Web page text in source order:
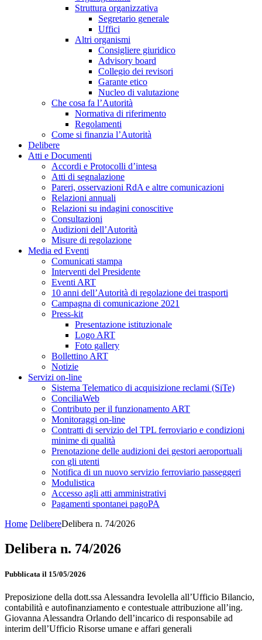
Struttura organizzativa
Segretario generale
Uffici
Altri organismi
Consigliere giuridico
Advisory board
Collegio dei revisori
Garante etico
Nucleo di valutazione
Che cosa fa l’Autorità
Normativa di riferimento
Regolamenti
Come si finanzia l’Autorità
Delibere
Atti e Documenti
Accordi e Protocolli d’intesa
Atti di segnalazione
Pareri, osservazioni RdA e altre comunicazioni
Relazioni annuali
Relazioni su indagini conoscitive
Consultazioni
Audizioni dell’Autorità
Misure di regolazione
Media ed Eventi
Comunicati stampa
Interventi del Presidente
Eventi ART
10 anni dell’Autorità di regolazione dei trasporti
Campagna di comunicazione 2021
Press-kit
Presentazione istituzionale
Logo ART
Foto gallery
Bollettino ART
Notizie
Servizi on-line
Sistema Telematico di acquisizione reclami (SiTe)
ConciliaWeb
Contributo per il funzionamento ART
Monitoraggi on-line
Contratti di servizio del TPL ferroviario e condizioni
minime di qualità
Prenotazione delle audizioni dei gestori aeroportuali
con gli utenti
Notifica di un nuovo servizio ferroviario passeggeri
Modulistica
Accesso agli atti amministrativi
Pagamenti spontanei pagoPA
Home DelibereDelibera n. 74/2026
Delibera n. 74/2026
Pubblicata il 15/05/2026
Preposizione della dott.ssa Alessandra Ievolella all’Ufficio Bilancio,
contabilità e autofinanziamento e contestuale attribuzione all’ing.
Giovanna Alessandra Orlando dell’incarico di responsabile ad
interim dell’Ufficio Risorse umane e affari generali